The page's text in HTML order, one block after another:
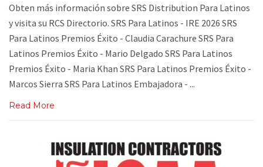
Obten más información sobre SRS Distribution Para Latinos
y visita su RCS Directorio. SRS Para Latinos - IRE 2026 SRS
Para Latinos Premios Éxito - Claudia Carachure SRS Para
Latinos Premios Éxito - Mario Delgado SRS Para Latinos
Premios Éxito - Maria Khan SRS Para Latinos Premios Éxito -
Marcos Sierra SRS Para Latinos Embajadora - ...
Read More